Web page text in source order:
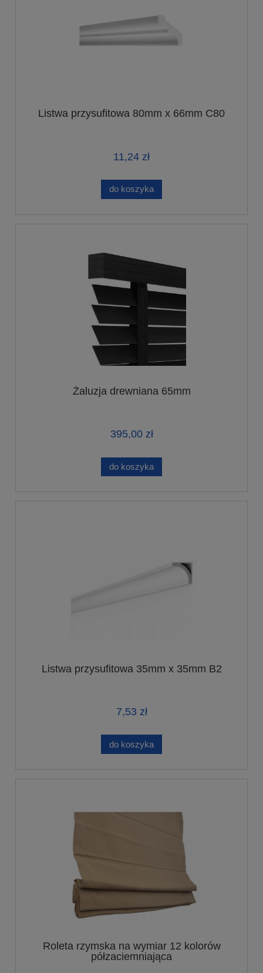
Listwa przysufitowa 80mm x 66mm C80
11,24 zł
do koszyka
Żaluzja drewniana 65mm
395,00 zł
do koszyka
Listwa przysufitowa 35mm x 35mm B2
7,53 zł
do koszyka
Roleta rzymska na wymiar 12 kolorów
półzaciemniająca